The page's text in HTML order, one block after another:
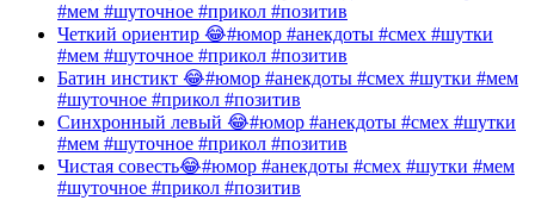
#мем #шуточное #прикол #позитив
Четкий ориентир 😂#юмор #анекдоты #смех #шутки
#мем #шуточное #прикол #позитив
Батин инстикт 😂#юмор #анекдоты #смех #шутки #мем
#шуточное #прикол #позитив
Синхронный левый 😂#юмор #анекдоты #смех #шутки
#мем #шуточное #прикол #позитив
Чистая совесть😂#юмор #анекдоты #смех #шутки #мем
#шуточное #прикол #позитив